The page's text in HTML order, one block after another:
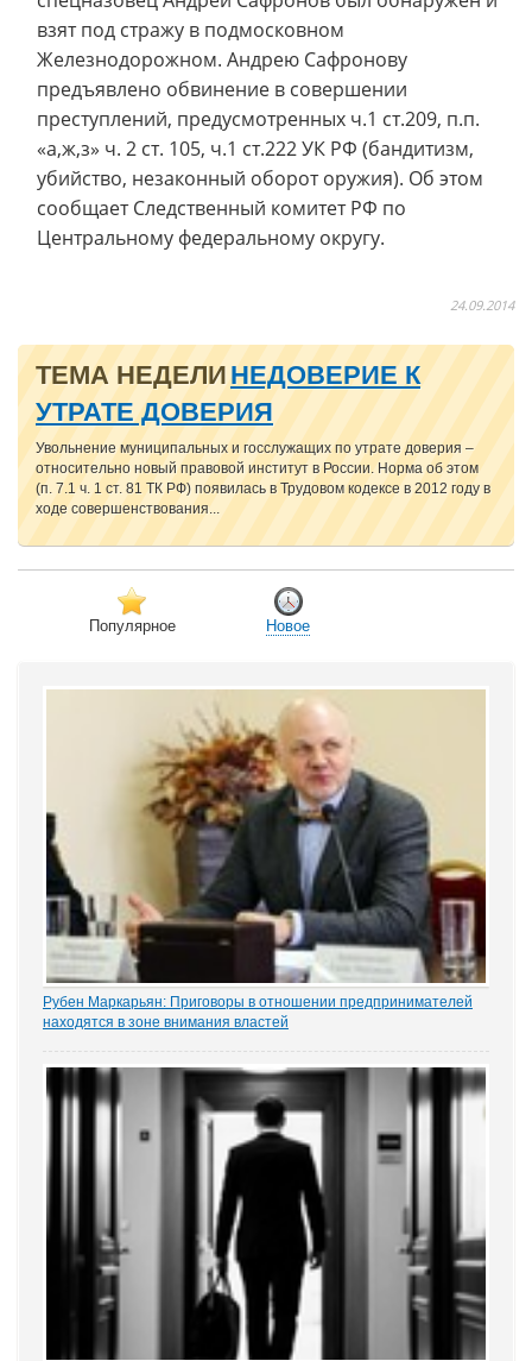
взят под стражу в подмосковном
Железнодорожном. Андрею Сафронову
предъявлено обвинение в совершении
преступлений, предусмотренных ч.1 ст.209, п.п.
«а,ж,з» ч. 2 ст. 105, ч.1 ст.222 УК РФ (бандитизм,
убийство, незаконный оборот оружия). Об этом
сообщает Следственный комитет РФ по
Центральному федеральному округу.
24.09.2014
ТЕМА НЕДЕЛИ НЕДОВЕРИЕ К
УТРАТЕ ДОВЕРИЯ
Увольнение муниципальных и госслужащих по утрате доверия –
относительно новый правовой институт в России. Норма об этом
(п. 7.1 ч. 1 ст. 81 ТК РФ) появилась в Трудовом кодексе в 2012 году в
ходе совершенствования...
Популярное Новое
Рубен Маркарьян: Приговоры в отношении предпринимателей
находятся в зоне внимания властей
расследования «Пермский захват». Владелец сети заправок...